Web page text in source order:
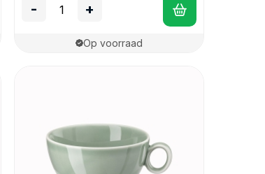
- +
Op voorraad